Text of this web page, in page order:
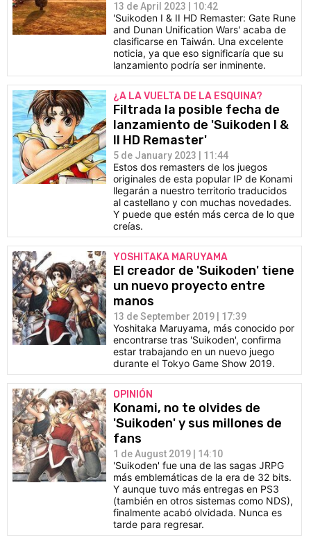
13 de April 2023 | 10:42
'Suikoden I & II HD Remaster: Gate Rune
and Dunan Unification Wars' acaba de
clasificarse en Taiwán. Una excelente
noticia, ya que eso significaría que su
lanzamiento podría ser inminente.
¿A LA VUELTA DE LA ESQUINA?
Filtrada la posible fecha de
lanzamiento de 'Suikoden I &
II HD Remaster'
5 de January 2023 | 11:44
Estos dos remasters de los juegos
originales de esta popular IP de Konami
llegarán a nuestro territorio traducidos
al castellano y con muchas novedades.
Y puede que estén más cerca de lo que
creías.
YOSHITAKA MARUYAMA
El creador de 'Suikoden' tiene
un nuevo proyecto entre
manos
13 de September 2019 | 17:39
Yoshitaka Maruyama, más conocido por
encontrarse tras 'Suikoden', confirma
estar trabajando en un nuevo juego
durante el Tokyo Game Show 2019.
OPINIÓN
Konami, no te olvides de
'Suikoden' y sus millones de
fans
1 de August 2019 | 14:10
'Suikoden' fue una de las sagas JRPG
más emblemáticas de la era de 32 bits.
Y aunque tuvo más entregas en PS3
(también en otros sistemas como NDS),
finalmente acabó olvidada. Nunca es
tarde para regresar.